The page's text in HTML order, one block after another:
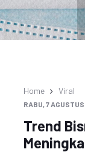
Home Viral
RABU, 7
Trend